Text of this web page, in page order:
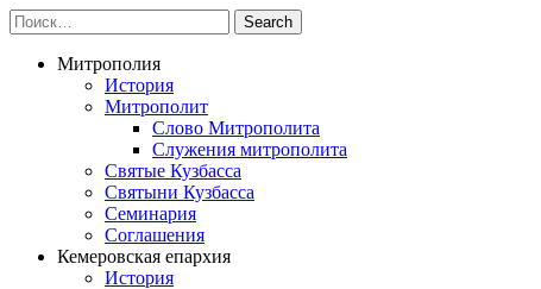
Митрополия
История
Митрополит
Слово Митрополита
Служения митрополита
Святые Кузбасса
Святыни Кузбасса
Семинария
Соглашения
Кемеровская епархия
История